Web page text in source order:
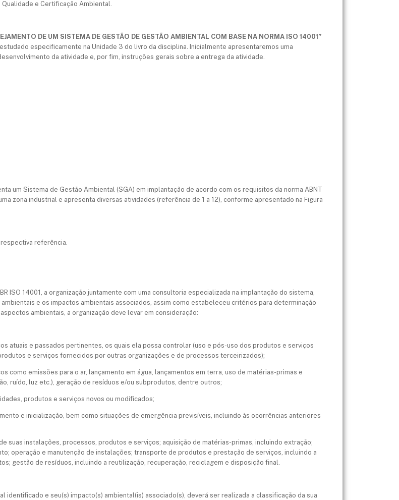
e Certificação Ambiental.
DE UM SISTEMA DE GESTÃO DE GESTÃO AMBIENTAL COM BASE NA NORMA ISO 14001”
especificamente na Unidade 3 do livro da disciplina. Inicialmente apresentaremos uma
da atividade e, por fim, instruções gerais sobre a entrega da atividade.
um Sistema de Gestão Ambiental (SGA) em implantação de acordo com os requisitos da norma ABNT
zona industrial e apresenta diversas atividades (referência de 1 a 12), conforme apresentado na Figura
respectiva referência.
ISO 14001, a organização juntamente com uma consultoria especializada na implantação do sistema,
e os impactos ambientais associados, assim como estabeleceu critérios para determinação
ambientais, a organização deve levar em consideração:
atuais e passados pertinentes, os quais ela possa controlar (uso e pós-uso dos produtos e serviços
e serviços fornecidos por outras organizações e de processos terceirizados);
como emissões para o ar, lançamento em água, lançamentos em terra, uso de matérias-primas e
ruído, luz etc.), geração de resíduos e/ou subprodutos, dentre outros;
produtos e serviços novos ou modificados;
e inicialização, bem como situações de emergência previsíveis, incluindo às ocorrências anteriores
suas instalações, processos, produtos e serviços; aquisição de matérias-primas, incluindo extração;
operação e manutenção de instalações; transporte de produtos e prestação de serviços, incluindo a
gestão de resíduos, incluindo a reutilização, recuperação, reciclagem e disposição final.
e seu(s) impacto(s) ambiental(is) associado(s), deverá ser realizada a classificação da sua